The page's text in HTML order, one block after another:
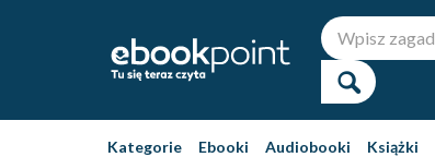
Kategorie Ebooki Audiobooki Książki